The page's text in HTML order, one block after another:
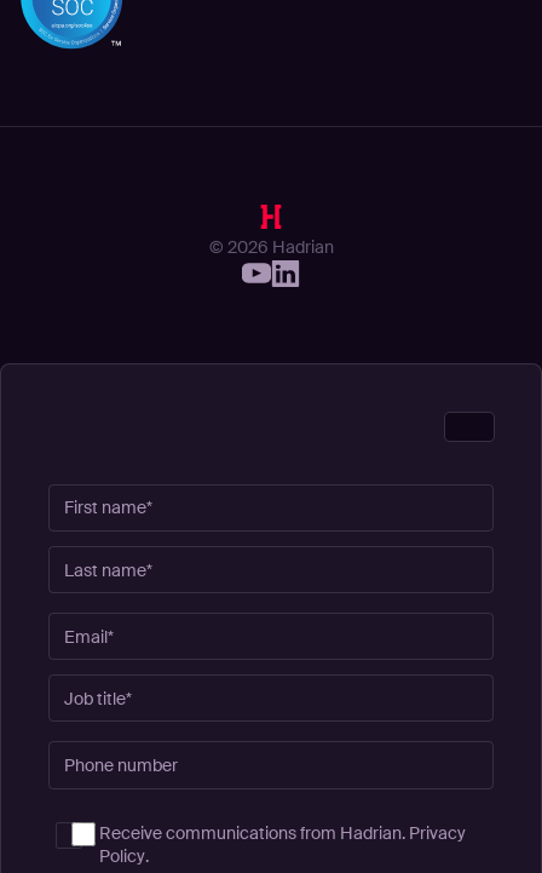
© 2026 Hadrian
Receive communications from Hadrian. Privacy
Policy.